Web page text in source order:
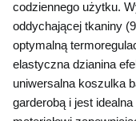
codziennego użytku.
oddychającej tkaniny
optymalną
elastyczna dzianina
uniwersalna koszulka
garderobą i jest